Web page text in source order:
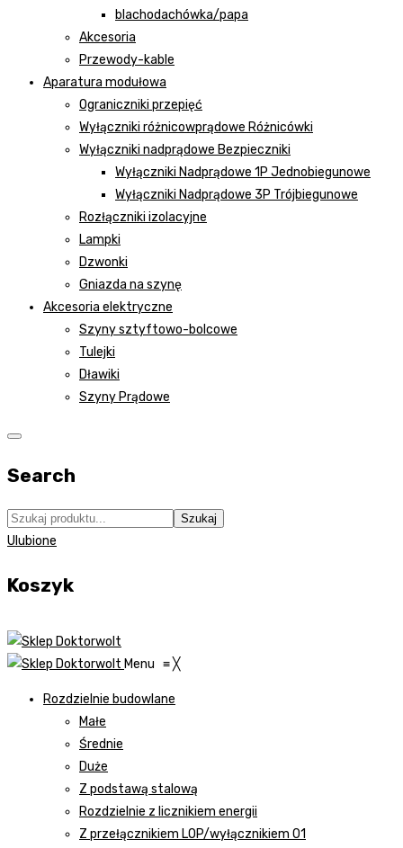
blachodachówka/papa
Akcesoria
Przewody-kable
Aparatura modułowa
Ograniczniki przepięć
Wyłączniki różnicowprądowe Różnicówki
Wyłączniki nadprądowe Bezpieczniki
Wyłączniki Nadprądowe 1P Jednobiegunowe
Wyłączniki Nadprądowe 3P Trójbiegunowe
Rozłączniki izolacyjne
Lampki
Dzwonki
Gniazda na szynę
Akcesoria elektryczne
Szyny sztyftowo-bolcowe
Tulejki
Dławiki
Szyny Prądowe
Search
Szukaj
Ulubione
Koszyk
Menu ≡╳
Rozdzielnie budowlane
Małe
Średnie
Duże
Z podstawą stalową
Rozdzielnie z licznikiem energii
Z przełącznikiem LOP/wyłącznikiem 01